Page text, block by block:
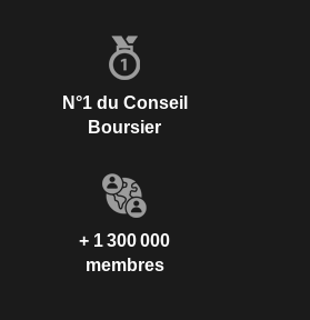
N°1 du Conseil
Boursier
+ 1 300 000
membres